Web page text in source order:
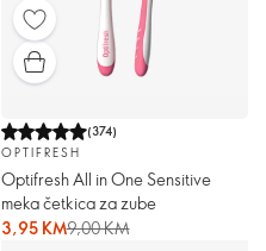
(374)
OPTIFRESH
Optifresh All in One Sensitive
meka četkica za zube
3,95 KM9,00 KM